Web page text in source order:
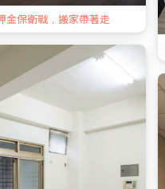
金保衛戰，搬家帶著走